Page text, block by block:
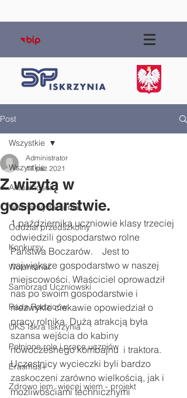
Post
Wszystkie
Aktualności
Ważne wydarzenia
Oddział przedszkolny
Konkursy
Wolontariat
Samorząd Uczniowski
Rada Rodziców
UKS Iskra Iskrzynia
Pełnione role i prace uczniów
Erasmus+
Zdrowo jem, więcej wiem - projekt
Wszystkie
Z wizytą w
gospodarstwie.
Administrator
11 paź 2021
1 października uczniowie klasy trzeciej
odwiedzili gospodarstwo rolne
Państwa Boczarów.    Jest to
największe gospodarstwo w naszej
miejscowości. Właściciel oprowadził
nas po swoim gospodarstwie i
niezwykle ciekawie opowiedział o
pracy rolnika. Dużą atrakcją była
szansa wejścia do kabiny
nowoczesnego kombajnu  i traktora.
Uczestnicy wycieczki byli bardzo
zaskoczeni zarówno wielkością, jak i
możliwościami technicznymi